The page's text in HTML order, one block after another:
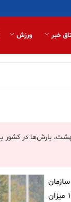
خبر ورزش
هواشناسی از ابتدای سال آبی جاری تا ۲۶ اردیبهشت ماه ۱۴۰۴ میزان